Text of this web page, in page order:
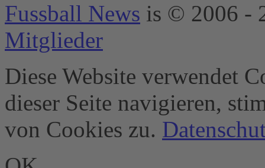
Fussball News is © 2006 -
Mitglieder
Diese Website verwendet
dieser Seite navigieren,
von Cookies zu.